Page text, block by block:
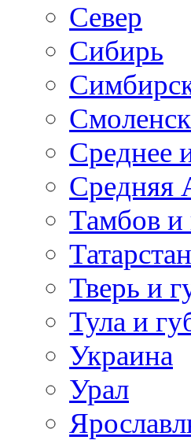
Север
Сибирь
Среднее
Средняя
Тамбов и
Татарстан
Тверь и
Тула и
Украина
Урал